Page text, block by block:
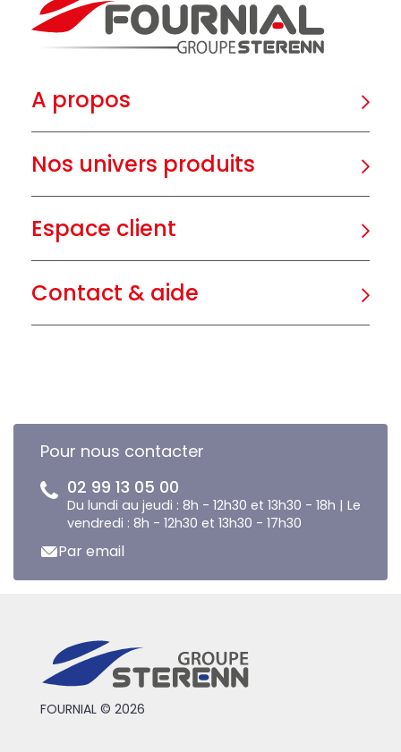
A propos
Nos univers produits
Espace client
Contact & aide
Pour nous contacter
02 99 13 05 00
Du lundi au jeudi : 8h - 12h30 et 13h30 - 18h | Le
vendredi : 8h - 12h30 et 13h30 - 17h30
Par email
FOURNIAL © 2026